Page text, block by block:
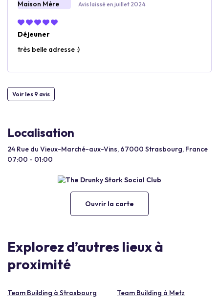
Avis laissé en juillet 2024
Déjeuner
très belle adresse :)
Voir les 9 avis
Localisation
24 Rue du Vieux-Marché-aux-Vins, 67000 Strasbourg, France
07:00 - 01:00
Ouvrir la carte
Explorez d’autres lieux à
proximité
Team Building à Strasbourg Team Building à Metz